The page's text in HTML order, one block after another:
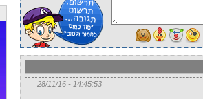
14:45:53 - 28/11/16